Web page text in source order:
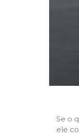
Se o
ele